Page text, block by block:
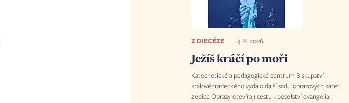
Z DIECÉZE 4. 8. 2026
Ježíš kráčí po moři
Katechetické a pedagogické centrum Biskupství
královéhradeckého vydalo další sadu obrazových karet
z edice Obrazy otevírají cestu k poselství evangelia.